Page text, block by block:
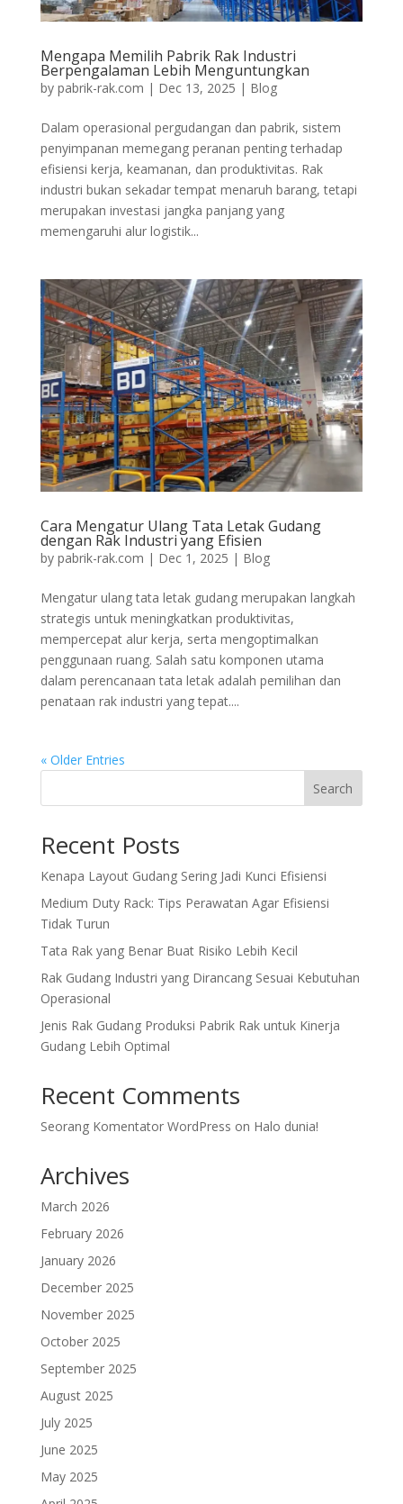
Mengapa Memilih Pabrik Rak Industri
Berpengalaman Lebih Menguntungkan
by pabrik-rak.com | Dec 13, 2025 | Blog
Dalam operasional pergudangan dan pabrik, sistem
penyimpanan memegang peranan penting terhadap
efisiensi kerja, keamanan, dan produktivitas. Rak
industri bukan sekadar tempat menaruh barang, tetapi
merupakan investasi jangka panjang yang
memengaruhi alur logistik...
Cara Mengatur Ulang Tata Letak Gudang
dengan Rak Industri yang Efisien
by pabrik-rak.com | Dec 1, 2025 | Blog
Mengatur ulang tata letak gudang merupakan langkah
strategis untuk meningkatkan produktivitas,
mempercepat alur kerja, serta mengoptimalkan
penggunaan ruang. Salah satu komponen utama
dalam perencanaan tata letak adalah pemilihan dan
penataan rak industri yang tepat....
« Older Entries
Search
Recent Posts
Kenapa Layout Gudang Sering Jadi Kunci Efisiensi
Medium Duty Rack: Tips Perawatan Agar Efisiensi
Tidak Turun
Tata Rak yang Benar Buat Risiko Lebih Kecil
Rak Gudang Industri yang Dirancang Sesuai Kebutuhan
Operasional
Jenis Rak Gudang Produksi Pabrik Rak untuk Kinerja
Gudang Lebih Optimal
Recent Comments
Seorang Komentator WordPress on Halo dunia!
Archives
March 2026
February 2026
January 2026
December 2025
November 2025
October 2025
September 2025
August 2025
July 2025
June 2025
May 2025